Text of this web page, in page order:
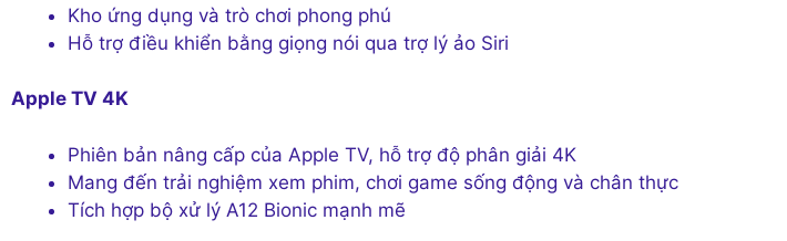
Kho ứng dụng và trò chơi phong phú
Hỗ trợ điều khiển bằng giọng nói qua trợ lý ảo Siri
Apple TV 4K
Phiên bản nâng cấp của Apple TV, hỗ trợ độ phân giải 4K
Mang đến trải nghiệm xem phim, chơi game sống động và chân thực
Tích hợp bộ xử lý A12 Bionic mạnh mẽ